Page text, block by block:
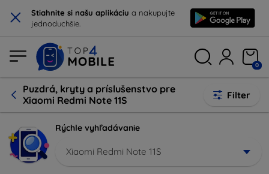
× Stiahnite si našu aplikáciu a nakupujte
jednoduchšie.
0
Puzdrá, kryty a príslušenstvo pre
Xiaomi Redmi Note 11S
Filter
Rýchle vyhľadávanie
Xiaomi Redmi Note 11S